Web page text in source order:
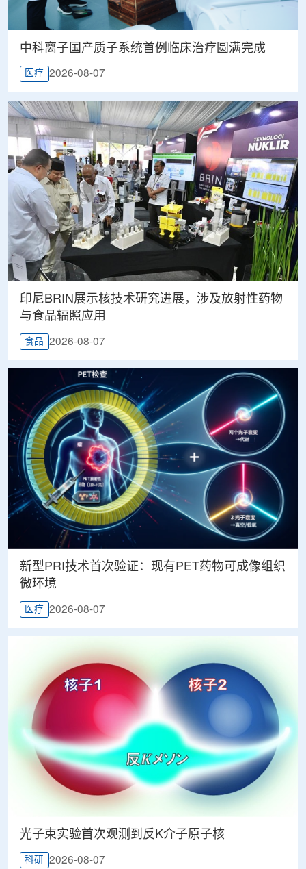
中科离子国产质子系统首例临床治疗圆满完成
医疗 2026-08-07
印尼BRIN展示核技术研究进展，涉及放射性药物
与食品辐照应用
食品 2026-08-07
新型PRI技术首次验证：现有PET药物可成像组织
微环境
医疗 2026-08-07
光子束实验首次观测到反K介子原子核
科研 2026-08-07